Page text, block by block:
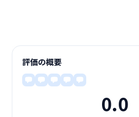
評価の概要
0.0